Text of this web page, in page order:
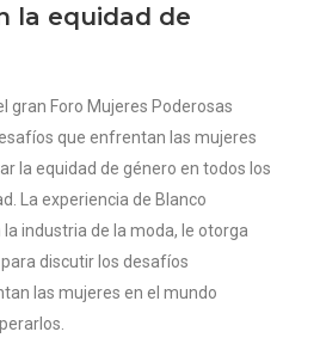
la equidad de
gran Foro Mujeres Poderosas
que enfrentan las mujeres
la equidad de género en todos los
La experiencia de Blanco
industria de la moda, le otorga
discutir los desafíos
las mujeres en el mundo